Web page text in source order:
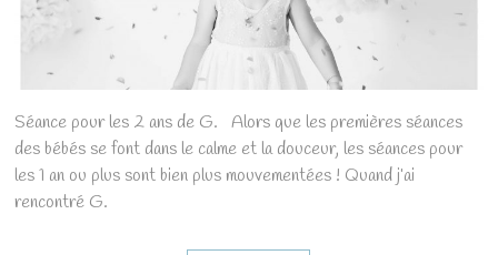
Séance pour les 2 ans de G. Alors que les premières séances
des bébés se font dans le calme et la douceur, les séances pour
les 1 an ou plus sont bien plus mouvementées ! Quand j’ai
rencontré G.